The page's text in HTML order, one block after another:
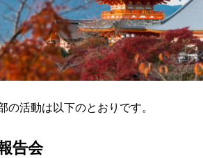
の活動は以下のとおりです。
告会